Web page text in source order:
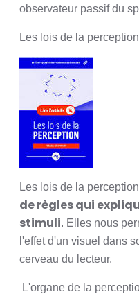
observateur passif du
Les lois de la
Les lois de la
de règles qui
stimuli. Elles nous
l'effet d'un visuel dans
cerveau du lecteur.
L'organe de la